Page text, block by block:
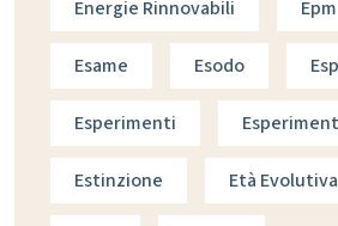
Energie Rinnovabili Epm
Esame Esodo
Esperimenti
Estinzione Età Evolutiva